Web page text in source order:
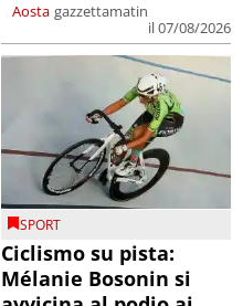
Aosta gazzettamatin
il 07/08/2026
SPORT
Ciclismo su pista:
Mélanie Bosonin si